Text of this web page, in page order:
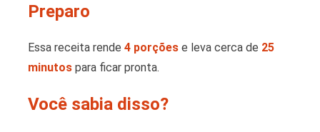
Preparo
Essa receita rende 4 porções e leva cerca de 25
minutos para ficar pronta.
Você sabia disso?